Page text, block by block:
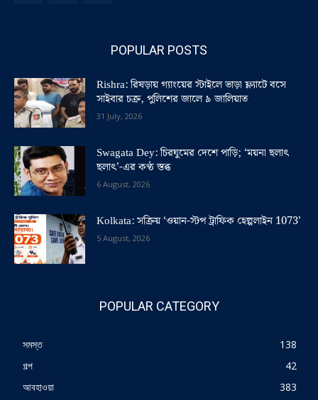
POPULAR POSTS
Rishra: রিষড়ায় গ্যাংয়ের স্টাইলে ভাড়া ফ্ল্যাটে বসে
সাইবার চক্র, পুলিশের জালে ৯ জালিয়াত
31 July, 2026
Swagata Dey: চিরঘুমের দেশে পাড়ি; ‘ময়না ছলাৎ
ছলাৎ’-এর কণ্ঠ স্তব্ধ
6 August, 2026
Kolkata: সক্রিয় ‘ওয়ান-স্টপ ট্রাফিক হেল্পলাইন 1073’
5 August, 2026
POPULAR CATEGORY
সমস্ত
138
গল্প
42
আবহাওয়া
383